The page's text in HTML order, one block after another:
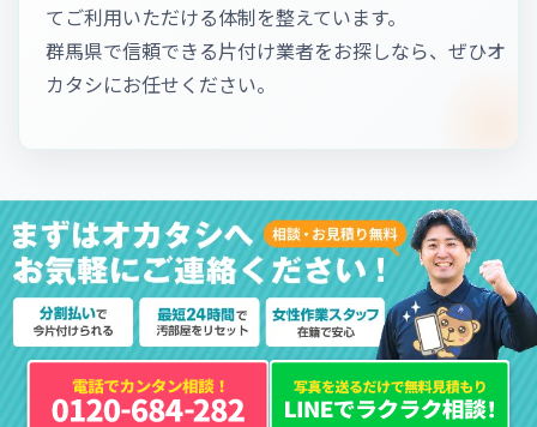
てご利用いただける体制を整えています。
群馬県で信頼できる片付け業者をお探しなら、ぜひオ
カタシにお任せください。